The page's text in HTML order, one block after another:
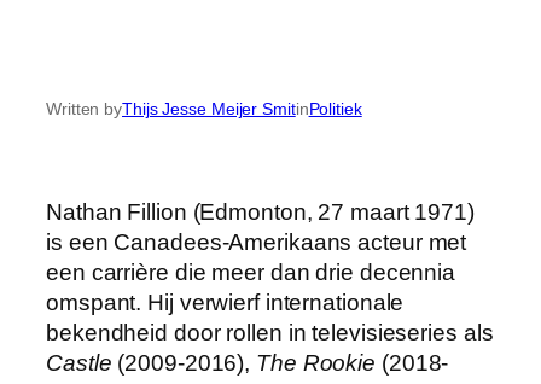
Written byThijs Jesse Meijer SmitinPolitiek
Nathan Fillion (Edmonton, 27 maart 1971)
is een Canadees-Amerikaans acteur met
een carrière die meer dan drie decennia
omspant. Hij verwierf internationale
bekendheid door rollen in televisieseries als
Castle (2009-2016), The Rookie (2018-